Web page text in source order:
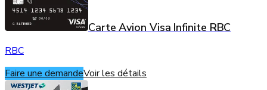
Carte Avion Visa Infinite RBC
RBC
Faire une demandeVoir les détails